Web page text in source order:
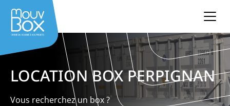
LOCATION BOX PERPIGNAN
Vous recherchez un box ?